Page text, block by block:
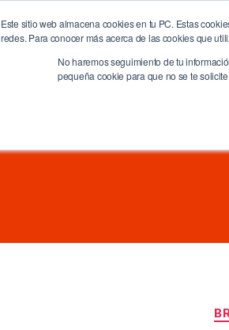
Este sitio web almacena cookies en tu PC. Estas
redes. Para conocer más acerca de las cookies que
No haremos seguimiento de tu
pequeña cookie para que no se te
Home